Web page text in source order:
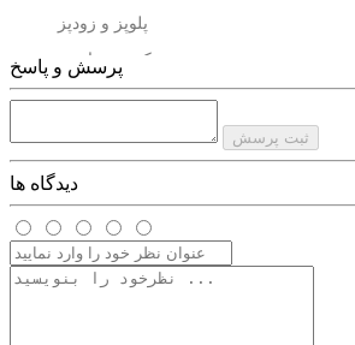
زودپز می توانند در کمترین زمان خوش طعم
پلوپز و زودپز
کشور سازنده
توان
1200 وات
میزان ظرفیت دیگ
پرسش و پاسخ
ثبت پرسش
دیدگاه ها